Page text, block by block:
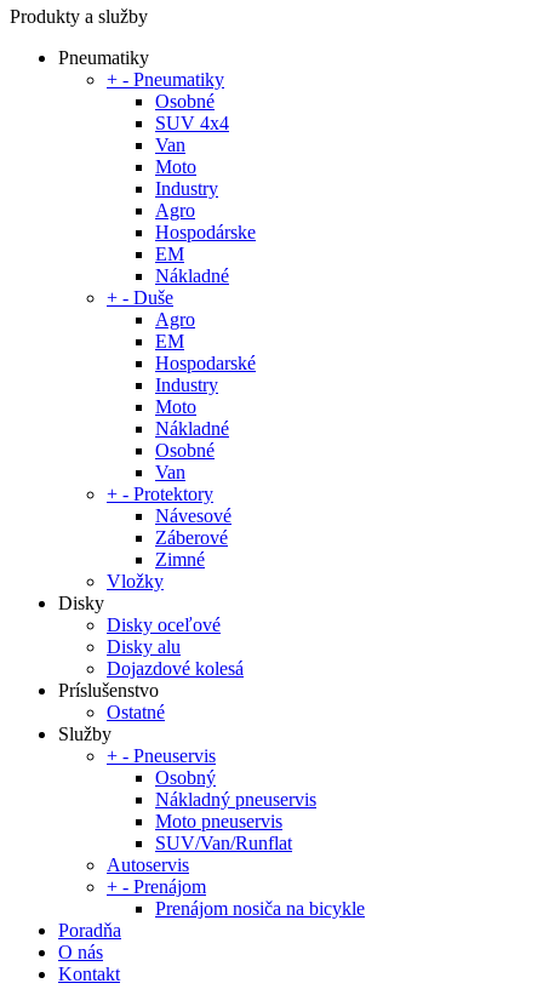
Produkty a služby
Pneumatiky
+ - Pneumatiky
Osobné
SUV 4x4
Van
Moto
Industry
Agro
Hospodárske
EM
Nákladné
+ - Duše
Agro
EM
Hospodarské
Industry
Moto
Nákladné
Osobné
Van
+ - Protektory
Návesové
Záberové
Zimné
Vložky
Disky
Disky oceľové
Disky alu
Dojazdové kolesá
Príslušenstvo
Ostatné
Služby
+ - Pneuservis
Osobný
Nákladný pneuservis
Moto pneuservis
SUV/Van/Runflat
Autoservis
+ - Prenájom
Prenájom nosiča na bicykle
Poradňa
O nás
Kontakt